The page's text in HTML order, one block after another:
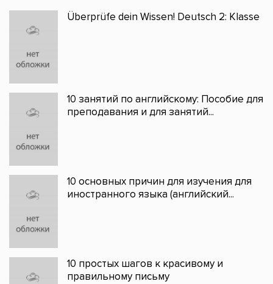
Überprüfe dein Wissen! Deutsch 2: Klasse
10 занятий по английскому: Пособие для
преподавания и для занятий...
10 основных причин для изучения для
иностранного языка (английский...
10 простых шагов к красивому и
правильному письму